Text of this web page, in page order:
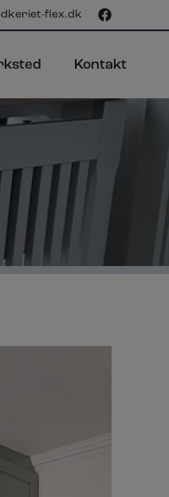
flex.dk
Kontakt